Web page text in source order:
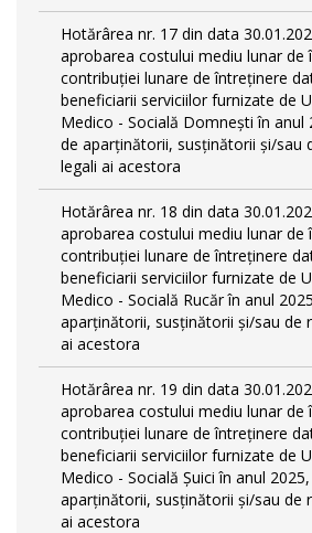
Hotărârea nr. 17 din data
aprobarea costului mediu lunar de
contribuției lunare de întreținere
beneficiarii serviciilor furnizate de
Medico - Socială Domnești în anul
de aparținătorii, susținătorii și/sau
legali ai acestora
Hotărârea nr. 18 din data
aprobarea costului mediu lunar de
contribuției lunare de întreținere
beneficiarii serviciilor furnizate de
Medico - Socială Rucăr în anul
aparținătorii, susținătorii și/sau de
ai acestora
Hotărârea nr. 19 din data
aprobarea costului mediu lunar de
contribuției lunare de întreținere
beneficiarii serviciilor furnizate de
Medico - Socială Șuici în anul
aparținătorii, susținătorii și/sau de
ai acestora